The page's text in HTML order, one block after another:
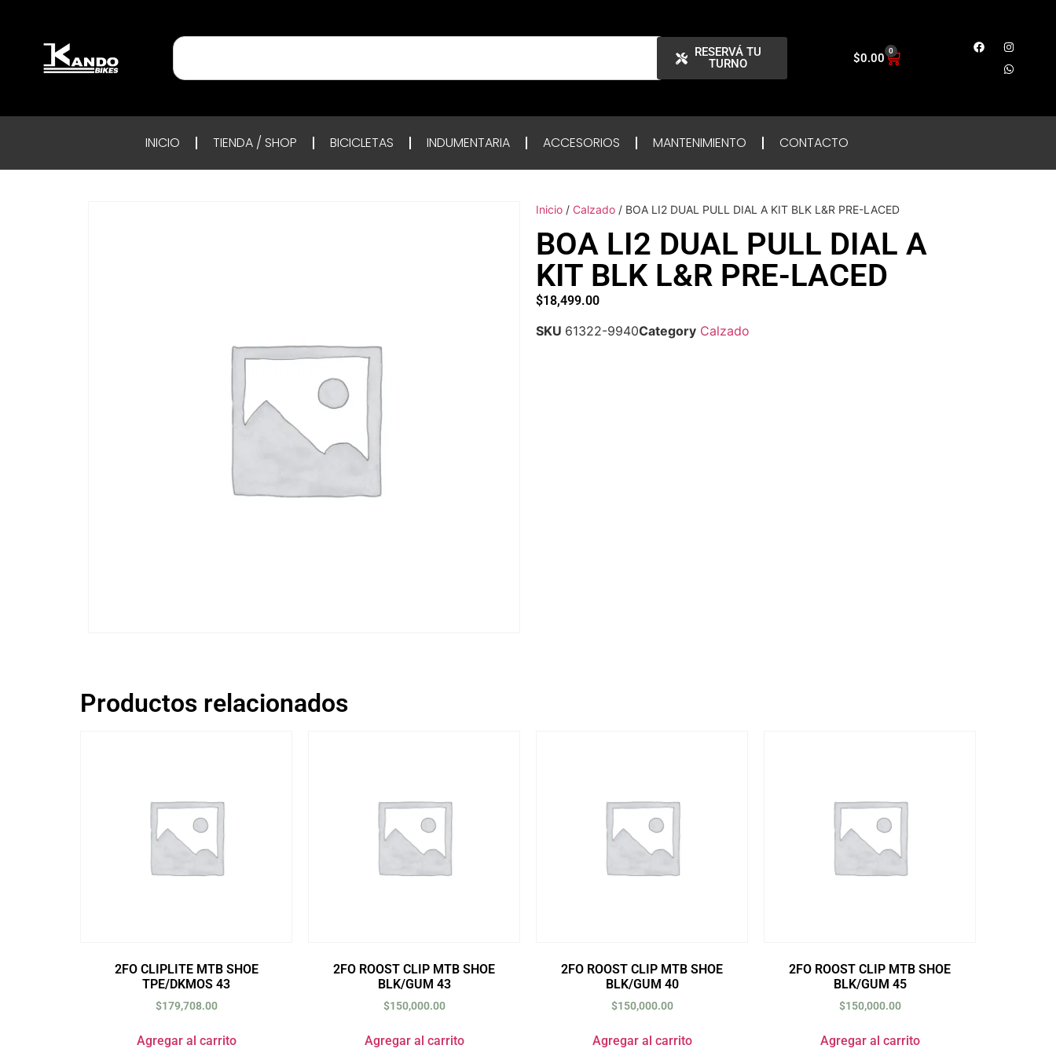
RESERVÁ TU
TURNO
$0.00 0
INICIO TIENDA / SHOP BICICLETAS INDUMENTARIA ACCESORIOS MANTENIMIENTO CONTACTO
Inicio / Calzado / BOA LI2 DUAL PULL DIAL A KIT BLK L&R PRE-LACED
BOA LI2 DUAL PULL DIAL A
KIT BLK L&R PRE-LACED
$18,499.00
SKU 61322-9940Category Calzado
Productos relacionados
2FO CLIPLITE MTB SHOE
TPE/DKMOS 43
$179,708.00
Agregar al carrito
2FO ROOST CLIP MTB SHOE
BLK/GUM 43
$150,000.00
Agregar al carrito
2FO ROOST CLIP MTB SHOE
BLK/GUM 40
$150,000.00
Agregar al carrito
2FO ROOST CLIP MTB SHOE
BLK/GUM 45
$150,000.00
Agregar al carrito